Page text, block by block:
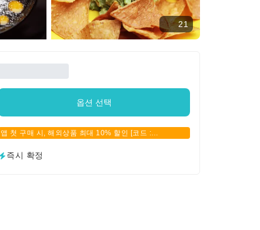
21
옵션 선택
앱 첫 구매 시, 해외상품 최대 10% 할인 [코드 :
즉시 확정